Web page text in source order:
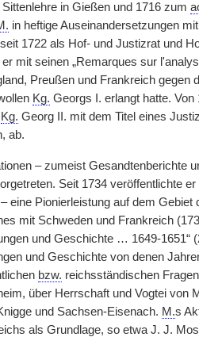
in Gießen und 1716 zum
in heftige Auseinandersetzungen
1722 als Hof- und Justizrat und
mit seinen „Remarques sur
Preußen und Frankreich gegen
Kg. Georgs I. erlangt hatte.
Kg. Georg II. mit dem Titel eines
ab.
– zumeist Gesandtenberichte
Seit 1734 veröffentlichte
eine Pionierleistung auf dem
mit Schweden und Frankreich
und Geschichte … 1649-1651“
und Geschichte von denen
bzw. reichsständischen
über Herrschaft und Vogtei von
und Sachsen-Eisenach. M.s
als Grundlage, so etwa J. J.